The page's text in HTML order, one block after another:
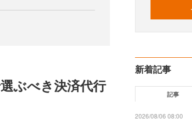
ぶべき決済代行
新着記事
記事
2026/08/06 08:00